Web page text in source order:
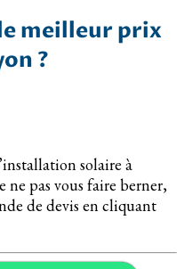
meilleur prix
?
solaire à
ne pas vous faire berner,
de devis en cliquant